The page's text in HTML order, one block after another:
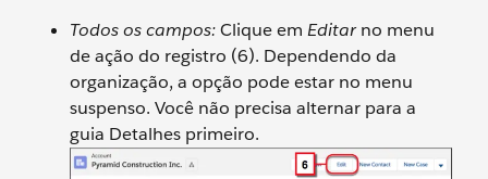
Todos os campos:Clique em Editarno menu
de ação do registro (6). Dependendo da
organização, a opção pode estar no menu
suspenso. Você não precisa alternar para a
guia Detalhes primeiro.